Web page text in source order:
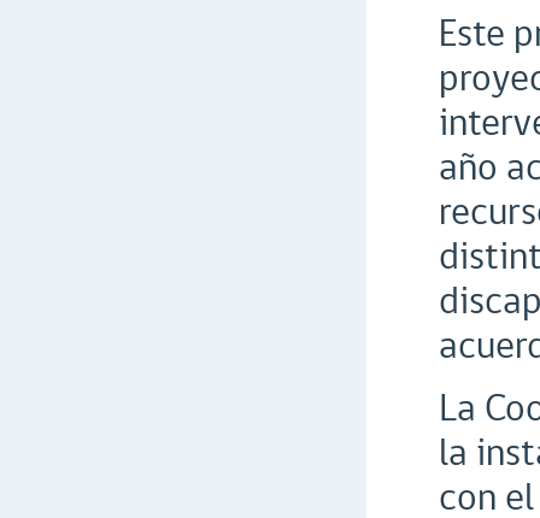
Este
año
La
la
con